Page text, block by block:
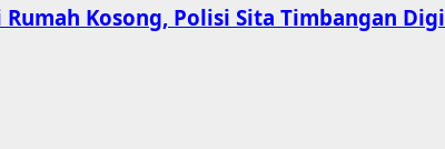
Kosong, Polisi Sita Timbangan